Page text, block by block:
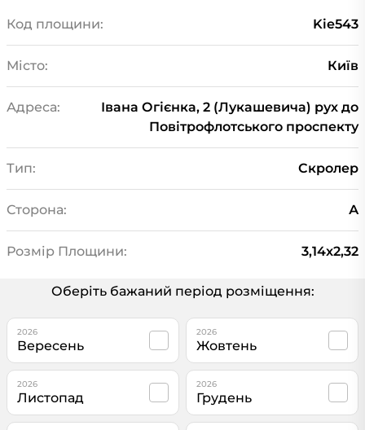
Код площини: Kie543
Місто: Київ
Адреса:
Івана Огієнка, 2 (Лукашевича) рух до
Повітрофлотського проспекту
Тип: Скролер
Сторона: А
Розмір Площини: 3,14x2,32
Оберіть бажаний період розміщення:
2026
Вересень
2026
Жовтень
2026
Листопад
2026
Грудень